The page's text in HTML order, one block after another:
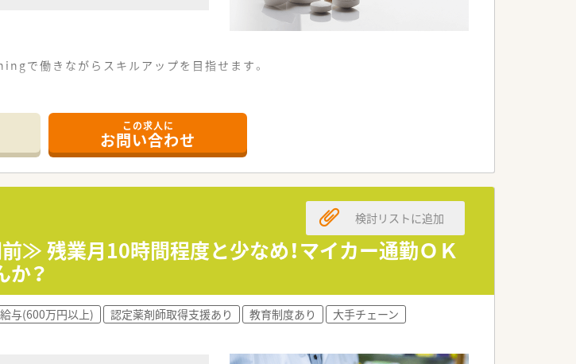
で働きながらスキルアップを目指せます。
、毎日の通勤にも便利な好立地の店舗です。
ら100枚ほど応需している薬局です。
様に対応するための体制を整えています。
思いやりの心を最も大切にしている法人です。
な存在であり続けることを目標としています。
経営基盤のもとで長く働くことができる環境です。
についての知識を共有する機会を設けています。
手軽に学習できる環境を提供しています。
ニケーションを通じて健康相談に応じています。
この求人に
お問い合わせ
≫ 残業月10時間程度と少なめ！マイカー通勤ＯＫ
？
検討リストに追加
与(600万円以上) 認定薬剤師取得支援あり 教育制度あり
大手チェーン